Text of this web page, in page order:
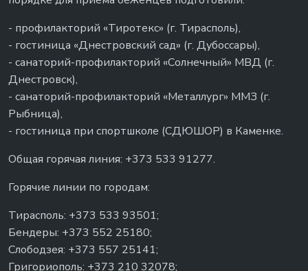
- профилакторий «Тиротекс» (г. Тирасполь),
- гостиница «Днестровский сад» (г. Дубоссары),
- санаторий-профилакторий «Солнечный» МВД (г.
Днестровск),
- санаторий-профилакторий «Металлург» ММЗ (г.
Рыбница),
- гостиница при спортшколе (СДЮШОР) в Каменке.
Общая горячая линия: +373 533 91277.
Горячие линии по городам:
Тирасполь: +373 533 93501;
Бендеры: +373 552 25180;
Слободзея: +373 557 25141;
Григориополь: +373 210 32078;